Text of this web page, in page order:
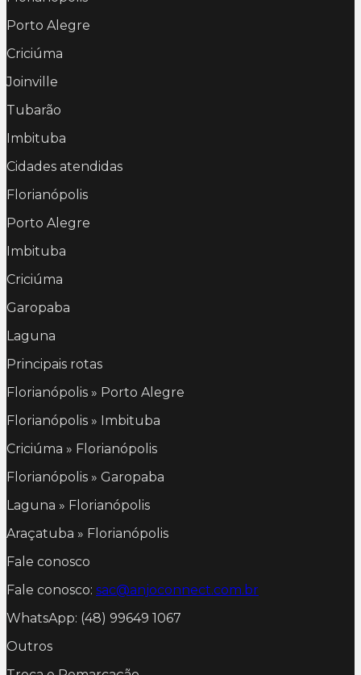
Porto Alegre
Criciúma
Joinville
Tubarão
Imbituba
Cidades atendidas
Florianópolis
Porto Alegre
Imbituba
Criciúma
Garopaba
Laguna
Principais rotas
Florianópolis » Porto Alegre
Florianópolis » Imbituba
Criciúma » Florianópolis
Florianópolis » Garopaba
Laguna » Florianópolis
Araçatuba » Florianópolis
Fale conosco
Fale conosco: sac@anjoconnect.com.br
WhatsApp: (48) 99649 1067
Outros